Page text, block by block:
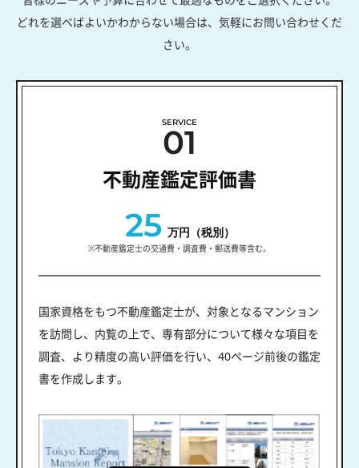
どれを選べばよいかわからない場合は、気軽にお問い合わせくだ
さい。
SERVICE
01
不動産鑑定評価書
25 万円（税別）
※不動産鑑定士の交通費・調査費・郵送費等含む。
国家資格をもつ不動産鑑定士が、対象となるマンション
を訪問し、内覧の上で、専有部分について様々な項目を
調査、より精度の高い評価を行い、40ページ前後の鑑定
書を作成します。